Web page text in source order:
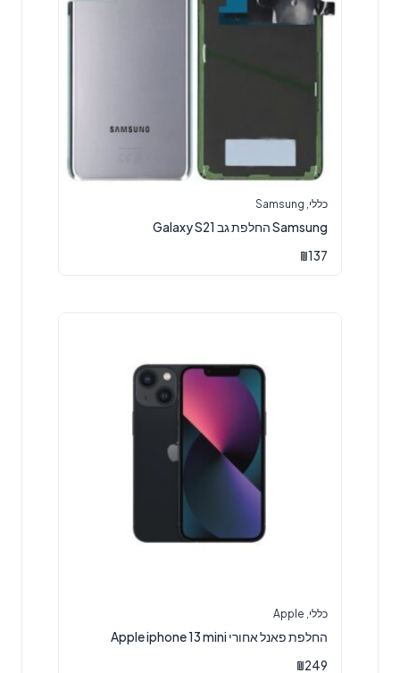
כללי Samsung
Samsung החלפת גב Galaxy S21
₪137
כללי Apple
החלפת פאנל אחורי Apple iphone 13 mini
₪249